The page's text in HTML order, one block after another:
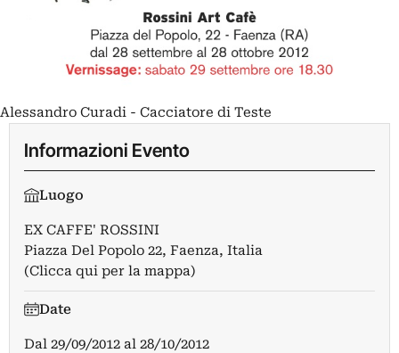
Alessandro Curadi - Cacciatore di Teste
Informazioni Evento
Luogo
EX CAFFE' ROSSINI
Piazza Del Popolo 22, Faenza, Italia
(Clicca qui per la mappa)
Date
Dal 29/09/2012 al 28/10/2012